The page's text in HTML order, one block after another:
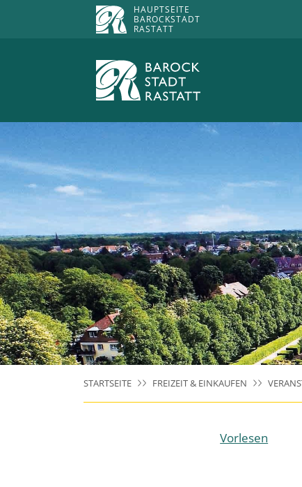
HAUPTSEITE
BAROCKSTADT
RASTATT
STARTSEITE FREIZEIT & EINKAUFEN
Vorlesen